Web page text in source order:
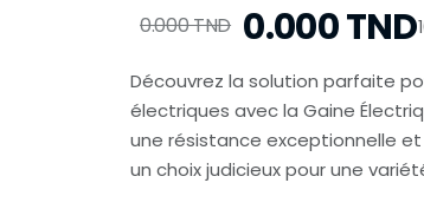
0.000 TND 0.000 TND
Découvrez la solution parfaite
électriques avec la Gaine
une résistance exceptionnelle
un choix judicieux pour une